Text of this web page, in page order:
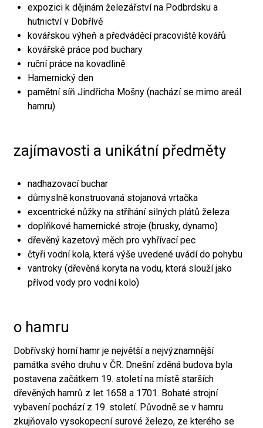
expozici k dějinám železářství na Podbrdsku a
hutnictví v Dobřívě
kovářskou výheň a předváděcí pracoviště kovářů
kovářské práce pod buchary
ruční práce na kovadlině
Hamernický den
pamětní síň Jindřicha Mošny (nachází se mimo areál
hamru)
zajímavosti a unikátní předměty
nadhazovací buchar
důmyslně konstruovaná stojanová vrtačka
excentrické nůžky na stříhání silných plátů železa
doplňkové hamernické stroje (brusky, dynamo)
dřevěný kazetový měch pro vyhřívací pec
čtyři vodní kola, která výše uvedené uvádí do pohybu
vantroky (dřevěná koryta na vodu, která slouží jako
přívod vody pro vodní kolo)
o hamru
Dobřívský horní hamr je největší a nejvýznamnější
památka svého druhu v ČR. Dnešní zděná budova byla
postavena začátkem 19. století na místě starších
dřevěných hamrů z let 1658 a 1701. Bohaté strojní
vybavení pochází z 19. století. Původně se v hamru
zkujňovalo vysokopecní surové železo, ze kterého se